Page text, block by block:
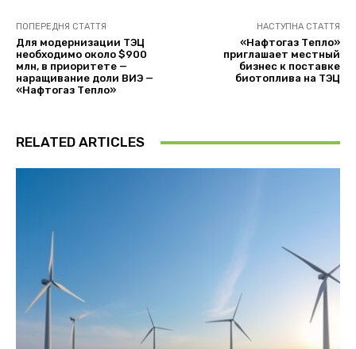
ПОПЕРЕДНЯ СТАТТЯ
Для модернизации ТЭЦ
необходимо около $900
млн, в приоритете —
наращивание доли ВИЭ —
«Нафтогаз Тепло»
НАСТУПНА СТАТТЯ
«Нафтогаз Тепло»
приглашает местный
бизнес к поставке
биотоплива на ТЭЦ
RELATED ARTICLES